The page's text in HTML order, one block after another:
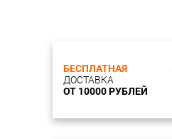
БЕСПЛАТНАЯ
ДОСТАВКА
ОТ 10000 РУБЛЕЙ